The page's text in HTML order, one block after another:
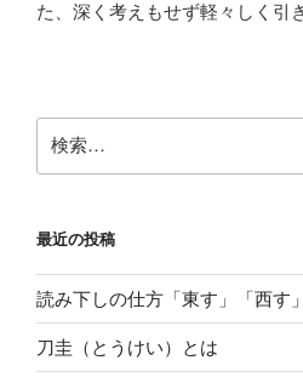
た、深く考えもせず軽々しく引
索:
最近の投稿
読み下しの仕方「東す」「西す
刀圭（とうけい）とは